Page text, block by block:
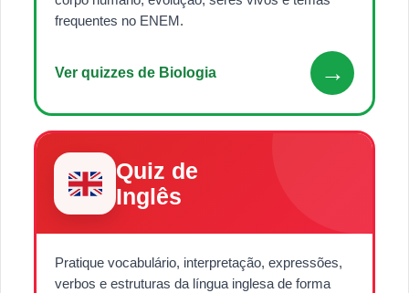
frequentes no ENEM.
Ver quizzes de Biologia →
Quiz de
Inglês
Pratique vocabulário, interpretação, expressões,
verbos e estruturas da língua inglesa de forma